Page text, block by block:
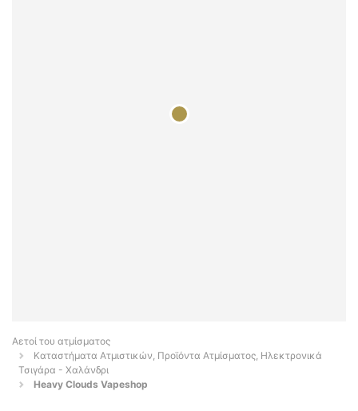
Αετοί του ατμίσματος
Καταστήματα Ατμιστικών, Προϊόντα Ατμίσματος, Ηλεκτρονικά
Τσιγάρα - Χαλάνδρι
Heavy Clouds Vapeshop